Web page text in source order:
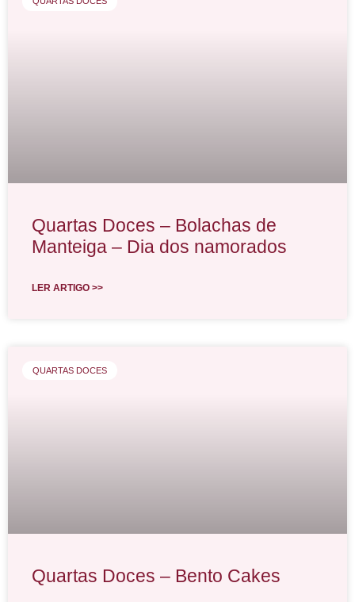
Quartas Doces – Bolachas de
Manteiga – Dia dos namorados
LER ARTIGO >>
QUARTAS DOCES
Quartas Doces – Bento Cakes